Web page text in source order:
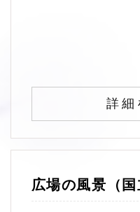
詳細
広場の風景（国